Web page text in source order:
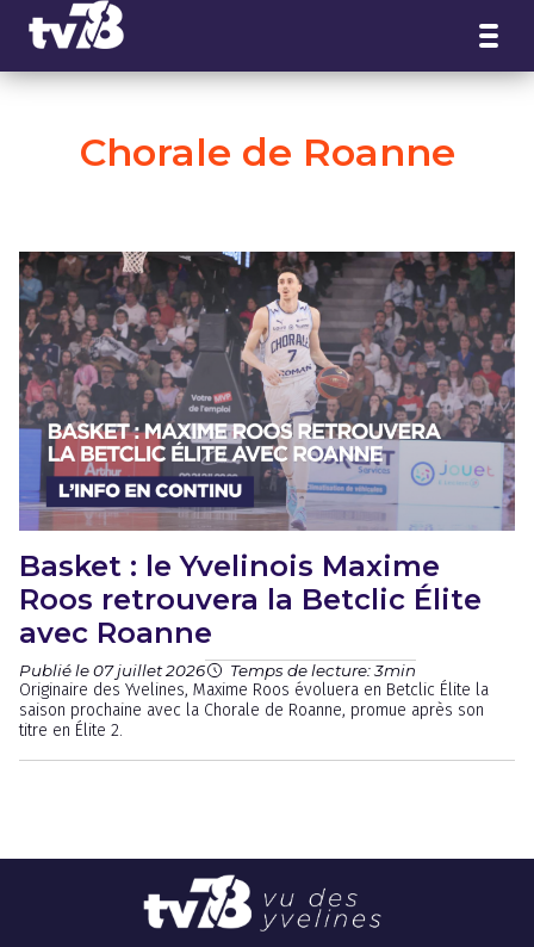
Chorale de Roanne
Basket : le Yvelinois Maxime
Roos retrouvera la Betclic Élite
avec Roanne
Publié le 07 juillet 2026 Temps de lecture: 3min
Originaire des Yvelines, Maxime Roos évoluera en Betclic Élite la
saison prochaine avec la Chorale de Roanne, promue après son
titre en Élite 2.
Panneau de gestion des cookies